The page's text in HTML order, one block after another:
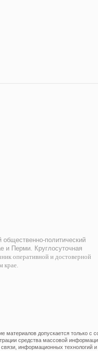
политический
и Перми. Круглосуточная
оперативной и достоверной
допускается только с
средства массовой
информационных технологий